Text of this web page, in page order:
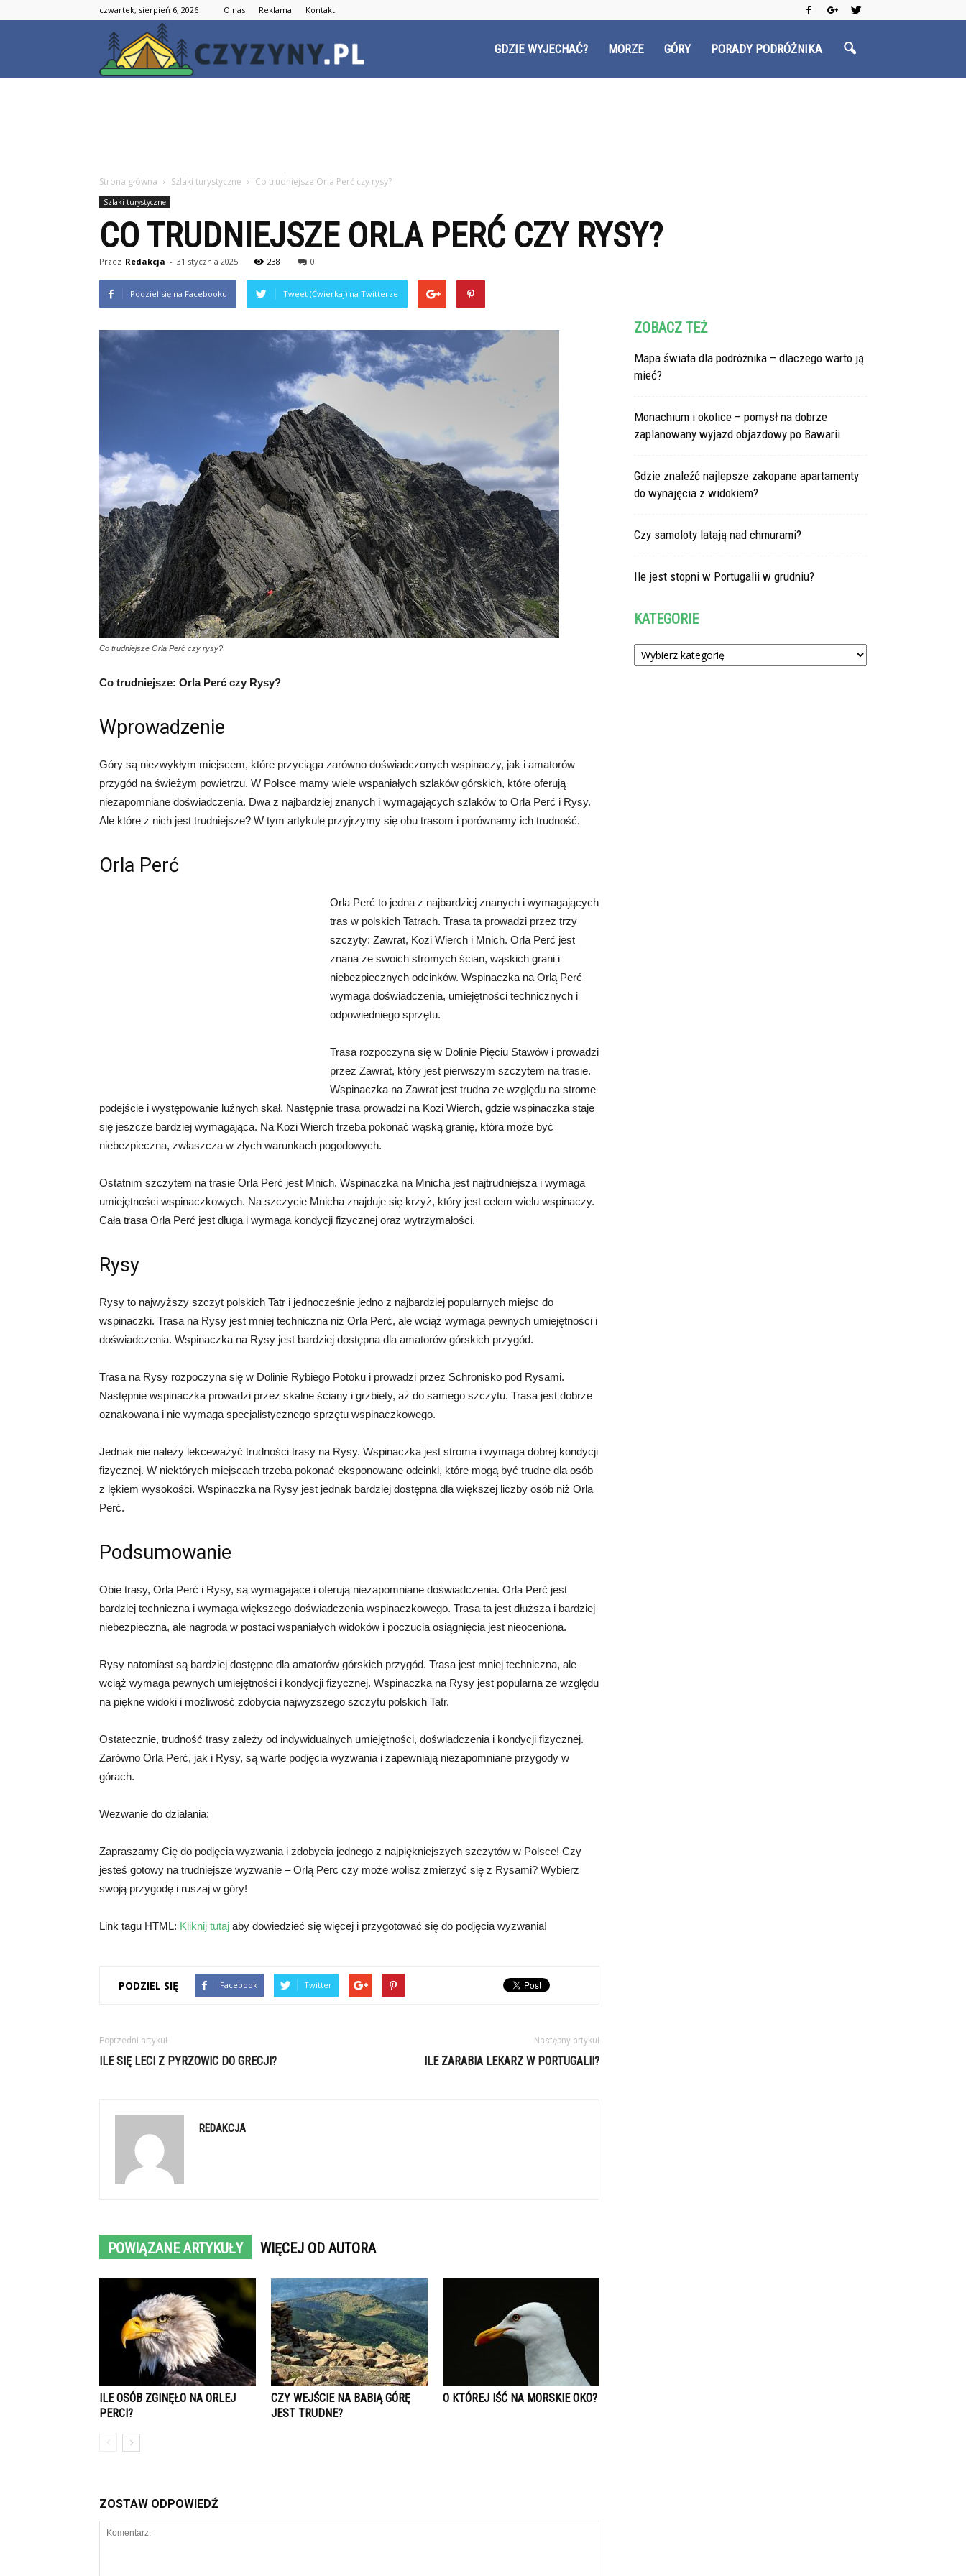
czwartek, sierpień 6, 2026 O nas Reklama Kontakt
GDZIE WYJECHAĆ? MORZE GÓRY PORADY PODRÓŻNIKA
Strona główna Szlaki turystyczne Co trudniejsze Orla Perć czy rysy?
Szlaki turystyczne
CO TRUDNIEJSZE ORLA PERĆ CZY RYSY?
Przez Redakcja - 31 stycznia 2025 238 0
Podziel się na Facebooku Tweet (Ćwierkaj) na Twitterze
Co trudniejsze Orla Perć czy rysy?
Co trudniejsze: Orla Perć czy Rysy?
Wprowadzenie
Góry są niezwykłym miejscem, które przyciąga zarówno doświadczonych wspinaczy, jak i amatorów
przygód na świeżym powietrzu. W Polsce mamy wiele wspaniałych szlaków górskich, które oferują
niezapomniane doświadczenia. Dwa z najbardziej znanych i wymagających szlaków to Orla Perć i Rysy.
Ale które z nich jest trudniejsze? W tym artykule przyjrzymy się obu trasom i porównamy ich trudność.
Orla Perć
Orla Perć to jedna z najbardziej znanych i wymagających
tras w polskich Tatrach. Trasa ta prowadzi przez trzy
szczyty: Zawrat, Kozi Wierch i Mnich. Orla Perć jest
znana ze swoich stromych ścian, wąskich grani i
niebezpiecznych odcinków. Wspinaczka na Orlą Perć
wymaga doświadczenia, umiejętności technicznych i
odpowiedniego sprzętu.
Trasa rozpoczyna się w Dolinie Pięciu Stawów i prowadzi
przez Zawrat, który jest pierwszym szczytem na trasie.
Wspinaczka na Zawrat jest trudna ze względu na strome
podejście i występowanie luźnych skał. Następnie trasa prowadzi na Kozi Wierch, gdzie wspinaczka staje
się jeszcze bardziej wymagająca. Na Kozi Wierch trzeba pokonać wąską granię, która może być
niebezpieczna, zwłaszcza w złych warunkach pogodowych.
Ostatnim szczytem na trasie Orla Perć jest Mnich. Wspinaczka na Mnicha jest najtrudniejsza i wymaga
umiejętności wspinaczkowych. Na szczycie Mnicha znajduje się krzyż, który jest celem wielu wspinaczy.
Cała trasa Orla Perć jest długa i wymaga kondycji fizycznej oraz wytrzymałości.
Rysy
Rysy to najwyższy szczyt polskich Tatr i jednocześnie jedno z najbardziej popularnych miejsc do
wspinaczki. Trasa na Rysy jest mniej techniczna niż Orla Perć, ale wciąż wymaga pewnych umiejętności i
doświadczenia. Wspinaczka na Rysy jest bardziej dostępna dla amatorów górskich przygód.
Trasa na Rysy rozpoczyna się w Dolinie Rybiego Potoku i prowadzi przez Schronisko pod Rysami.
Następnie wspinaczka prowadzi przez skalne ściany i grzbiety, aż do samego szczytu. Trasa jest dobrze
oznakowana i nie wymaga specjalistycznego sprzętu wspinaczkowego.
Jednak nie należy lekceważyć trudności trasy na Rysy. Wspinaczka jest stroma i wymaga dobrej kondycji
fizycznej. W niektórych miejscach trzeba pokonać eksponowane odcinki, które mogą być trudne dla osób
z lękiem wysokości. Wspinaczka na Rysy jest jednak bardziej dostępna dla większej liczby osób niż Orla
Perć.
Podsumowanie
Obie trasy, Orla Perć i Rysy, są wymagające i oferują niezapomniane doświadczenia. Orla Perć jest
bardziej techniczna i wymaga większego doświadczenia wspinaczkowego. Trasa ta jest dłuższa i bardziej
niebezpieczna, ale nagroda w postaci wspaniałych widoków i poczucia osiągnięcia jest nieoceniona.
Rysy natomiast są bardziej dostępne dla amatorów górskich przygód. Trasa jest mniej techniczna, ale
wciąż wymaga pewnych umiejętności i kondycji fizycznej. Wspinaczka na Rysy jest popularna ze względu
na piękne widoki i możliwość zdobycia najwyższego szczytu polskich Tatr.
Ostatecznie, trudność trasy zależy od indywidualnych umiejętności, doświadczenia i kondycji fizycznej.
Zarówno Orla Perć, jak i Rysy, są warte podjęcia wyzwania i zapewniają niezapomniane przygody w
górach.
Wezwanie do działania:
Zapraszamy Cię do podjęcia wyzwania i zdobycia jednego z najpiękniejszych szczytów w Polsce! Czy
jesteś gotowy na trudniejsze wyzwanie – Orlą Perc czy może wolisz zmierzyć się z Rysami? Wybierz
swoją przygodę i ruszaj w góry!
Link tagu HTML: Kliknij tutaj aby dowiedzieć się więcej i przygotować się do podjęcia wyzwania!
PODZIEL SIĘ Facebook Twitter
Poprzedni artykuł
ILE SIĘ LECI Z PYRZOWIC DO GRECJI?
Następny artykuł
ILE ZARABIA LEKARZ W PORTUGALII?
REDAKCJA
POWIĄZANE ARTYKUŁY WIĘCEJ OD AUTORA
ILE OSÓB ZGINĘŁO NA ORLEJ
PERCI?
CZY WEJŚCIE NA BABIĄ GÓRĘ
JEST TRUDNE?
O KTÓREJ IŚĆ NA MORSKIE OKO?
ZOSTAW ODPOWIEDŹ
ZOBACZ TEŻ
Mapa świata dla podróżnika – dlaczego warto ją
mieć?
Monachium i okolice – pomysł na dobrze
zaplanowany wyjazd objazdowy po Bawarii
Gdzie znaleźć najlepsze zakopane apartamenty
do wynajęcia z widokiem?
Czy samoloty latają nad chmurami?
Ile jest stopni w Portugalii w grudniu?
KATEGORIE
Kategorie